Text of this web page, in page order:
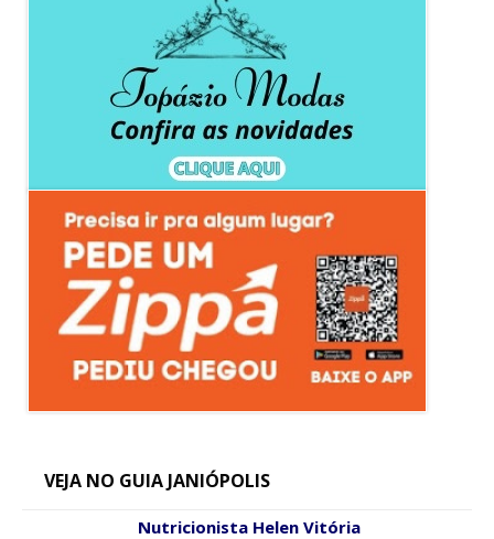
VEJA NO GUIA JANIÓPOLIS
Nutricionista Helen Vitória